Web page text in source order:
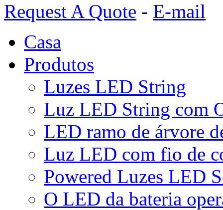
Request A Quote - E-mail
Casa
Produtos
Luzes LED String
Luz LED String com
LED ramo de árvore
Luz LED com fio de
Powered Luzes LED
O LED da bateria